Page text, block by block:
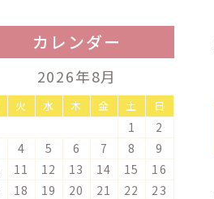
カレンダー
2026年8月
火 水 木 金 土 日
1
2
4 5 6 7 8
9
11 12 13 14 15
16
18 19 20 21 22
23